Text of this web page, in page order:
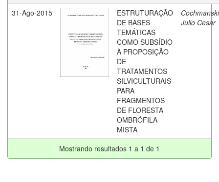
31-Ago-2015
ESTRUTURAÇÃO
DE BASES
TEMÁTICAS
COMO SUBSÍDIO
À PROPOSIÇÃO
DE
TRATAMENTOS
SILVICULTURAIS
PARA
FRAGMENTOS
DE FLORESTA
OMBRÓFILA
MISTA
Julio Cesar
Mostrando resultados 1 a 1 de 1